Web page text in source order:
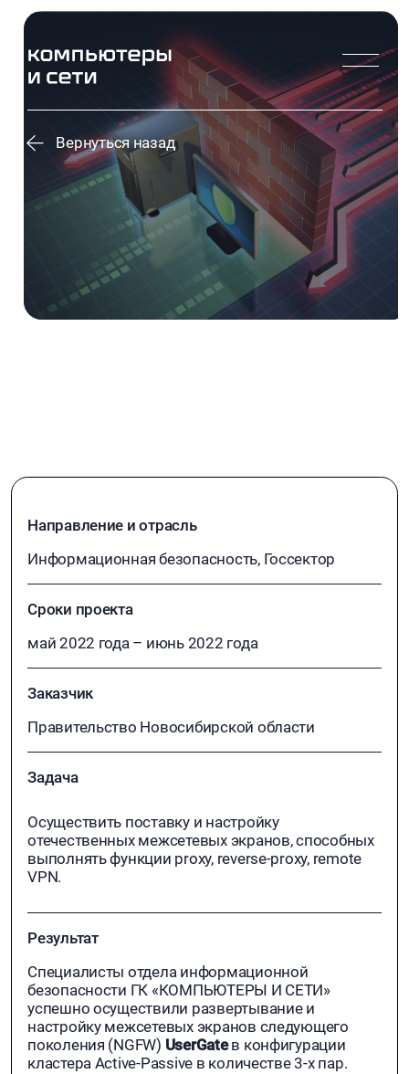
Вернуться назад
Направление и отрасль
Информационная безопасность, Госсектор
Сроки проекта
май 2022 года – июнь 2022 года
Заказчик
Правительство Новосибирской области
Задача
Осуществить поставку и настройку
отечественных межсетевых экранов, способных
выполнять функции proxy, reverse-proxy, remote
VPN.
Результат
Специалисты отдела информационной
безопасности ГК «КОМПЬЮТЕРЫ И СЕТИ»
успешно осуществили развертывание и
настройку межсетевых экранов следующего
поколения (NGFW) UserGateв конфигурации
кластера Active-Passive в количестве 3-х пар.